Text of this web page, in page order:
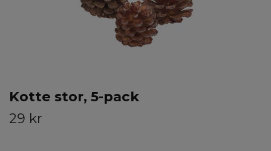
Kotte stor, 5-pack
29 kr